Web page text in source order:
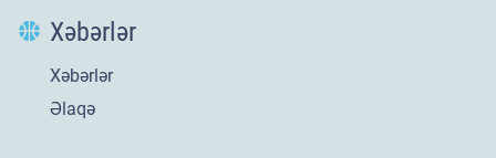
Yeni
Xəbərlər
Xəbərlər
Əlaqə